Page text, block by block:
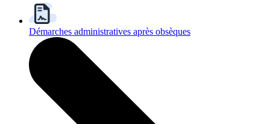
Démarches administratives après obsèques